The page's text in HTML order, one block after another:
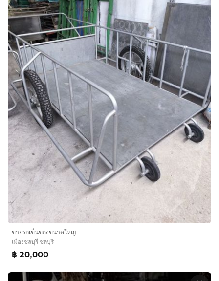
ขายรถเข็นของขนาดใหญ่
เมืองชลบุรี ชลบุรี
฿ 20,000